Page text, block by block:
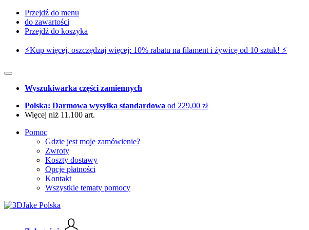
Przejdź do menu
do zawartości
Przejdź do koszyka
⚡️Kup więcej, oszczędzaj więcej: 10% rabatu na filament i żywicę od 10 sztuk! ⚡️
Wyszukiwarka części zamiennych
Polska: Darmowa wysyłka standardowa od 229,00 zł
Więcej niż 11.100 art.
Pomoc
Gdzie jest moje zamówienie?
Zwroty
Koszty dostawy
Opcje płatności
Kontakt
Wszystkie tematy pomocy